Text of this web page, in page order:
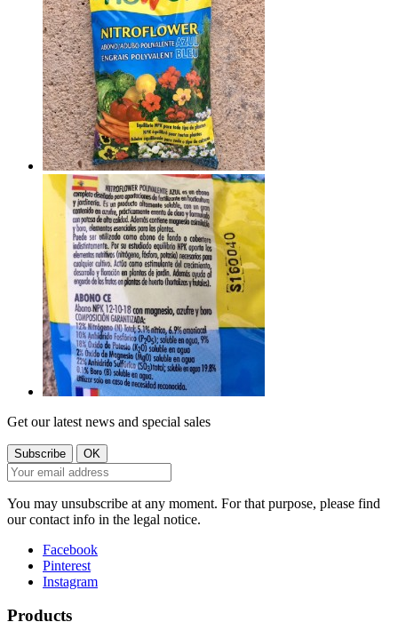
Get our latest news and special sales
You may unsubscribe at any moment. For that purpose, please find
our contact info in the legal notice.
Facebook
Pinterest
Instagram
Products